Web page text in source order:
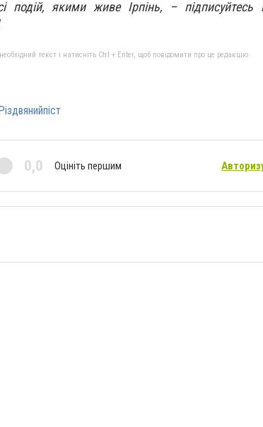
подій, якими живе Ірпінь, –
текст і натисніть Ctrl + Enter, щоб повідомити про це редакцію
0,0 Оцініть першим